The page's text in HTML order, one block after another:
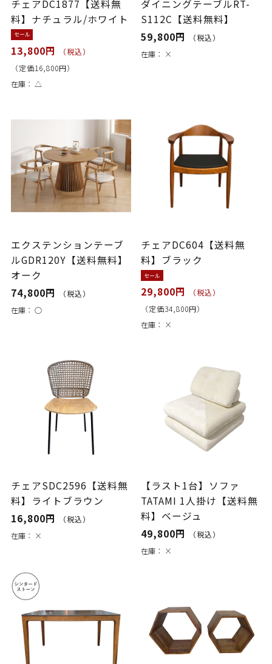
チェアDC1877【送料無
料】ナチュラル/ホワイト
セール
13,800円
（税込）
（定価16,800円）
在庫： △
ダイニングテーブルRT-
S112C【送料無料】
59,800円
（税込）
在庫： ×
エクステンションテーブ
ルGDR120Y【送料無料】
オーク
74,800円
（税込）
在庫： ○
チェアDC604【送料無
料】ブラック
セール
29,800円
（税込）
（定価34,800円）
在庫： ×
チェアSDC2596【送料無
料】ライトブラウン
16,800円
（税込）
在庫： ×
【ラスト1台】ソファ
TATAMI 1人掛け【送料無
料】ベージュ
49,800円
（税込）
在庫： ×